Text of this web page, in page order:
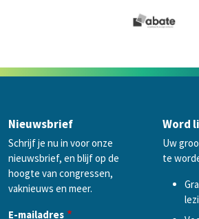
Nieuwsbrief
Schrijf je nu in voor onze
nieuwsbrief, en blijf op de
hoogte van congressen,
vaknieuws en meer.
E-mailadres
Word
Uw
te